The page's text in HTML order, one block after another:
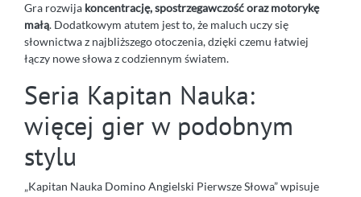
Gra rozwija koncentrację, spostrzegawczość oraz motorykę
małą. Dodatkowym atutem jest to, że maluch uczy się
słownictwa z najbliższego otoczenia, dzięki czemu łatwiej
łączy nowe słowa z codziennym światem.
Seria Kapitan Nauka:
więcej gier w podobnym
stylu
„Kapitan Nauka Domino Angielski Pierwsze Słowa” wpisuje